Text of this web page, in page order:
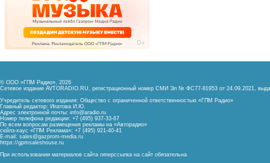
© ООО «ГПМ Радио», 2026
Сетевое издание AVTORADIO.RU, регистрационный номер СМИ Эл № ФС77-81953 от 24.09.2021,
Учредитель сетевого издания: Общество с ограниченной ответственностью «ГПМ Радио»
Главный редактор: Ипатова И.Ю.
Адрес электронной почты: info@aradio.ru
Номер телефона редакции: +7 (495) 937-33-67
По всем вопросам размещения рекламы на «Авторадио»
сейлз-хаус «ГПМ Реклама»: +7 (495) 921-40-41
E-mail: sales@gazprom-media.ru
https://gpmsaleshouse.ru
При использовании материалов сайта гиперссылка на сайт обязательна